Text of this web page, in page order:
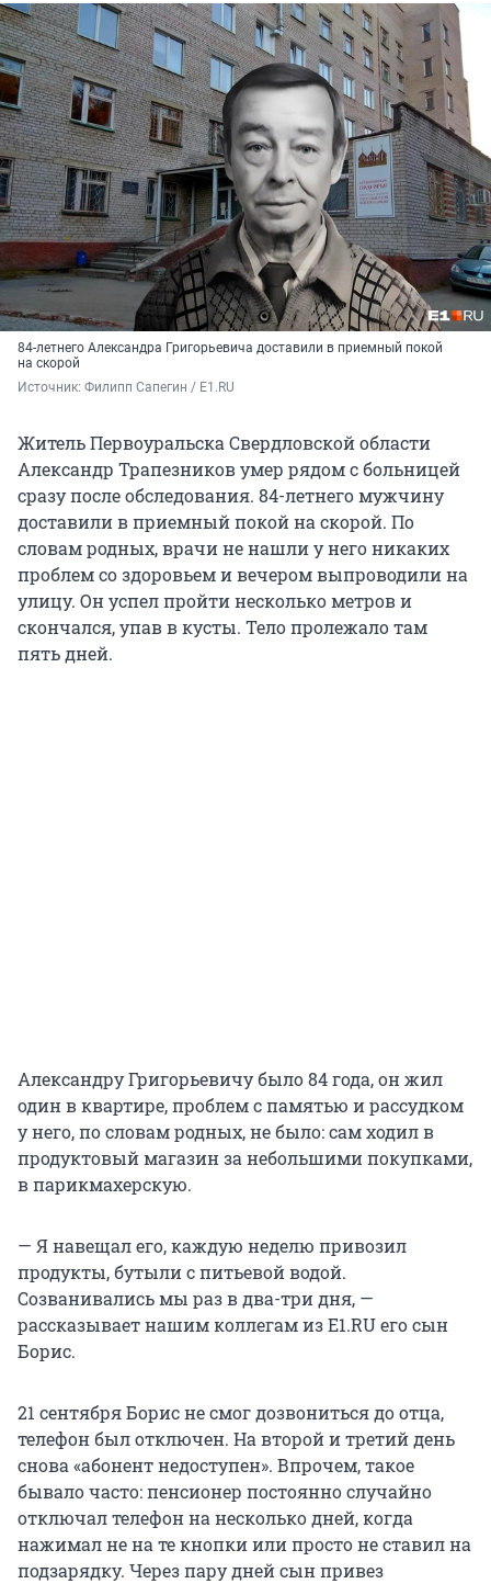
84-летнего Александра Григорьевича доставили в приемный покой
на скорой
Источник: Филипп Сапегин / E1.RU
Житель Первоуральска Свердловской области
Александр Трапезников умер рядом с больницей
сразу после обследования. 84-летнего мужчину
доставили в приемный покой на скорой. По
словам родных, врачи не нашли у него никаких
проблем со здоровьем и вечером выпроводили на
улицу. Он успел пройти несколько метров и
скончался, упав в кусты. Тело пролежало там
пять дней.
Александру Григорьевичу было 84 года, он жил
один в квартире, проблем с памятью и рассудком
у него, по словам родных, не было: сам ходил в
продуктовый магазин за небольшими покупками,
в парикмахерскую.
— Я навещал его, каждую неделю привозил
продукты, бутыли с питьевой водой.
Созванивались мы раз в два-три дня, —
рассказывает нашим коллегам из E1.RU его сын
Борис.
21 сентября Борис не смог дозвониться до отца,
телефон был отключен. На второй и третий день
снова «абонент недоступен». Впрочем, такое
бывало часто: пенсионер постоянно случайно
отключал телефон на несколько дней, когда
нажимал не на те кнопки или просто не ставил на
подзарядку. Через пару дней сын привез